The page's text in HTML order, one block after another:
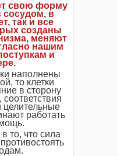
свою форму
сосудом, в
так и все
созданы
меняют
нашим
и
наполнены
то клетки
в сторону
целительные
работать
то, что сила